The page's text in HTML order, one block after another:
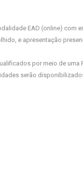
EAD (online) com
e apresentação
por meio de uma
serão